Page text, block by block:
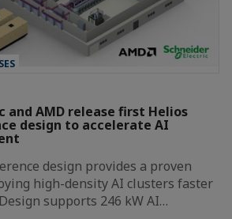
and AMD release first Helios
design to accelerate AI
design provides a proven
high-density AI clusters faster
supports 246 kW AI…